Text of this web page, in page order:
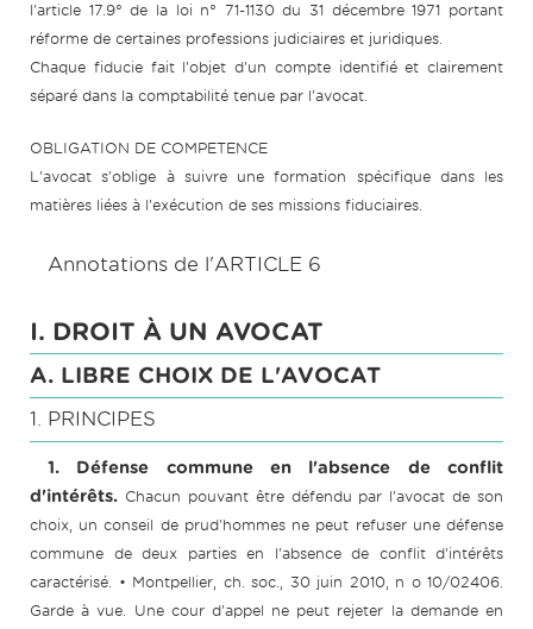
l'article 17.9° de la loi n° 71-1130 du 31 décembre 1971 portant
réforme de certaines professions judiciaires et juridiques.
Chaque fiducie fait l'objet d'un compte identifié et clairement
séparé dans la comptabilité tenue par l'avocat.
OBLIGATION DE COMPETENCE
L'avocat s'oblige à suivre une formation spécifique dans les
matières liées à l'exécution de ses missions fiduciaires.
Annotations de l'ARTICLE 6
I. DROIT À UN AVOCAT
A. LIBRE CHOIX DE L'AVOCAT
1. PRINCIPES
1. Défense commune en l'absence de conflit
d'intérêts. Chacun pouvant être défendu par l'avocat de son
choix, un conseil de prud'hommes ne peut refuser une défense
commune de deux parties en l'absence de conflit d'intérêts
caractérisé. • Montpellier, ch. soc., 30 juin 2010, n o 10/02406.
Garde à vue. Une cour d'appel ne peut rejeter la demande en